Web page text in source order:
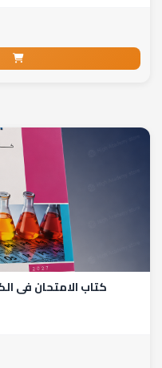
كتاب الامتحان فى